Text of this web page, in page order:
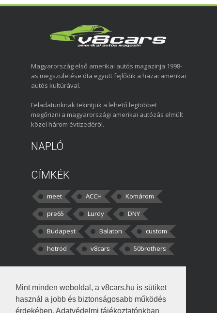
Mint minden weboldal, a v8cars.hu is sütiket
használ a jobb és biztonságosabb működés
érdekében. Adatvédelmi tájékoztatónkban
Magyarország első amerikai autós magazinja 1998-
as megszületése óta együtt fejlődik a hazai amerikai
autós kultúrával.
Feladatunknak tekintjük a lehető legtöbbet
megőrizni a magyarországi amerikai autózás elmúlt
közel három évtizedéről.
NAPLÓ
CÍMKÉK
meet ACCH
Komárom
pre65
Lurdy
DNY
Budapest
Balaton
custom
hotrod
v8cars 50brothers
kortisz:Elszúrtam! Én csak két
darabbaal számoltam. Nem tudtam, hogy fél autót,